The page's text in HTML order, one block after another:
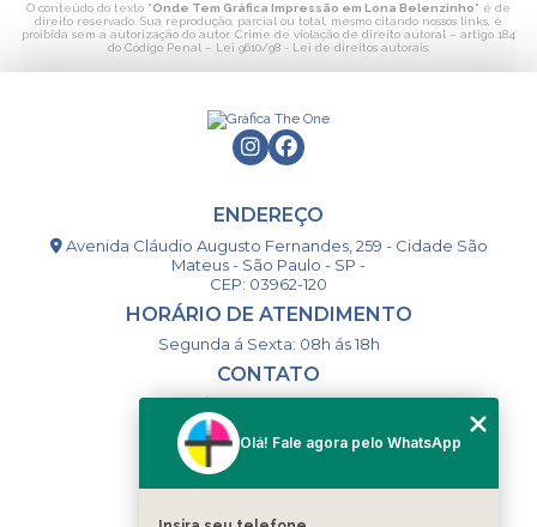
O conteúdo do texto "Onde Tem Gráfica Impressão em Lona Belenzinho" é de
direito reservado. Sua reprodução, parcial ou total, mesmo citando nossos links, é
proibida sem a autorização do autor. Crime de violação de direito autoral – artigo 184
do Código Penal – Lei 9610/98 - Lei de direitos autorais.
ENDEREÇO
Avenida Cláudio Augusto Fernandes, 259 - Cidade São
Mateus - São Paulo - SP -
CEP: 03962-120
HORÁRIO DE ATENDIMENTO
Segunda á Sexta: 08h ás 18h
CONTATO
(11) 98993-9556
togsm1@gmail.com
Olá! Fale agora pelo WhatsApp